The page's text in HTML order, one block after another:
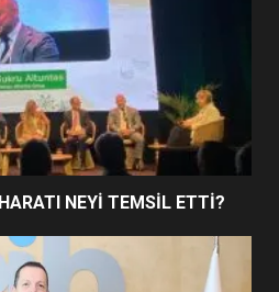
GURURU TÜRKİYE
NE BAŞARDI?
NE DEĞİŞTİ?
NEYİ TEMSİL ETTİ?